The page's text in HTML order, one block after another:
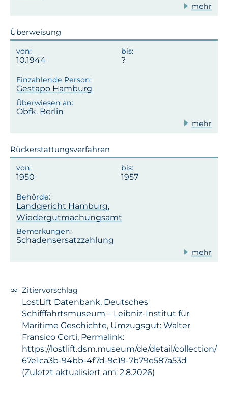
mehr
Überweisung
10.1944
Gestapo Hamburg
Obfk. Berlin
mehr
Rückerstattungsverfahren
1950 1957
Landgericht Hamburg,
Wiedergutmachungsamt
Schadensersatzzahlung
mehr
Zitiervorschlag
LostLift Datenbank, Deutsches
Schifffahrtsmuseum – Leibniz-Institut für
Maritime Geschichte, Umzugsgut: Walter
Fransico Corti, Permalink:
https://lostlift.dsm.museum/de/detail/collection/
67e1ca3b-94bb-4f7d-9c19-7b79e587a53d
(Zuletzt aktualisiert am: 2.8.2026)